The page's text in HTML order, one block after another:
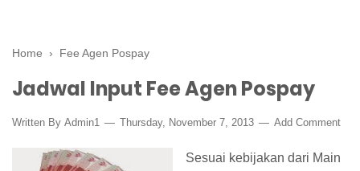
Home › Fee Agen Pospay
Jadwal Input Fee Agen Pospay
Written By Admin1 Thursday, November 7, 2013 Add Comment
Sesuai kebijakan dari Main